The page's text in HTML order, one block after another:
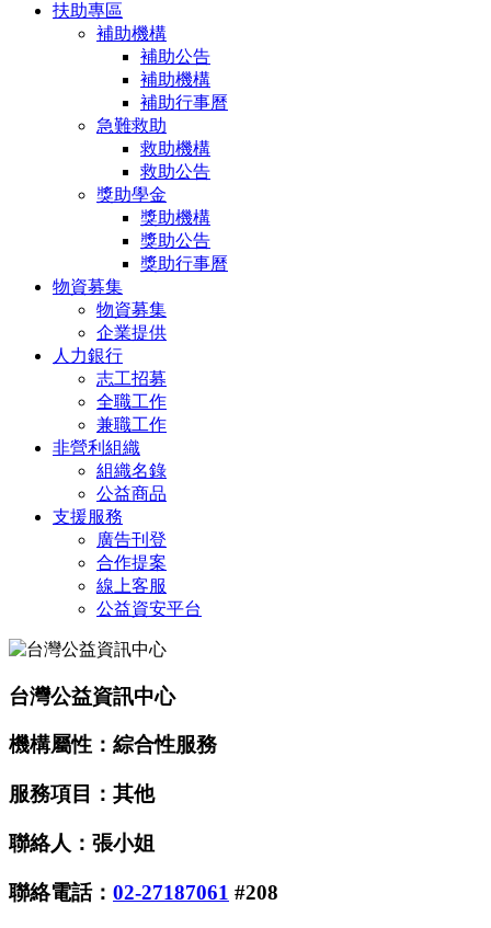
扶助專區
補助機構
補助公告
補助機構
補助行事曆
急難救助
救助機構
救助公告
獎助學金
獎助機構
獎助公告
獎助行事曆
物資募集
物資募集
企業提供
人力銀行
志工招募
全職工作
兼職工作
非營利組織
組織名錄
公益商品
支援服務
廣告刊登
合作提案
線上客服
公益資安平台
台灣公益資訊中心
機構屬性：綜合性服務
服務項目：其他
聯絡人：張小姐
聯絡電話： 02-27187061 #208